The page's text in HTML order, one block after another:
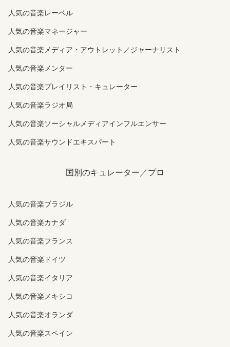
人気の音楽レーベル
人気の音楽マネージャー
人気の音楽メディア・アウトレット／ジャーナリスト
人気の音楽メンター
人気の音楽プレイリスト・キュレーター
人気の音楽ラジオ局
人気の音楽ソーシャルメディアインフルエンサー
人気の音楽サウンドエキスパート
国別のキュレーター／プロ
人気の音楽ブラジル
人気の音楽カナダ
人気の音楽フランス
人気の音楽ドイツ
人気の音楽イタリア
人気の音楽メキシコ
人気の音楽オランダ
人気の音楽スペイン